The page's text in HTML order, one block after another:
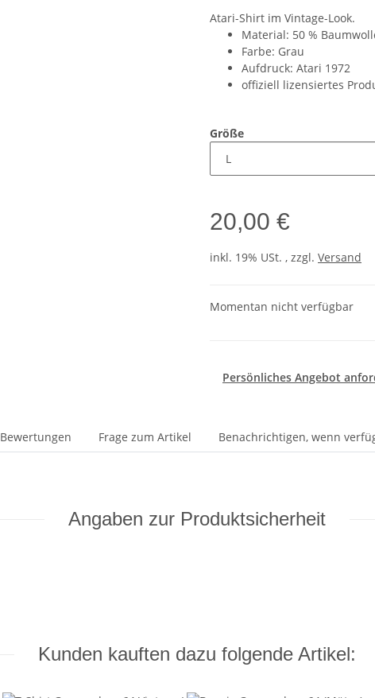
Atari-Shirt im Vintage-Look.
Material: 50 %
Farbe: Grau
Aufdruck: Atari 1972
offiziell lizensiertes
Größe
20,00 €
inkl. 19% USt. , zzgl. Versand
Momentan nicht verfügbar
Persönliches Angebot
Bewertungen Frage zum Artikel Benachrichtigen, wenn
Angaben zur Produktsicherheit
Kunden kauften dazu folgende Artikel: